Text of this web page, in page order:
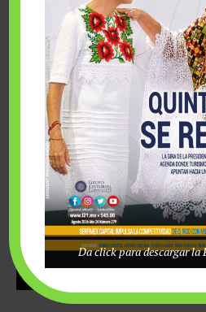
Fairmont Mayakoba y Make-A-
esfuerzos para hacer realidad el
Da click para descargar la